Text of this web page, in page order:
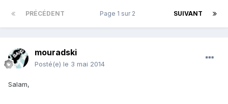
PRÉCÉDENT SUIVANT
Page 1 sur 2
mouradski
Posté(e) le 3 mai 2014
Salam,